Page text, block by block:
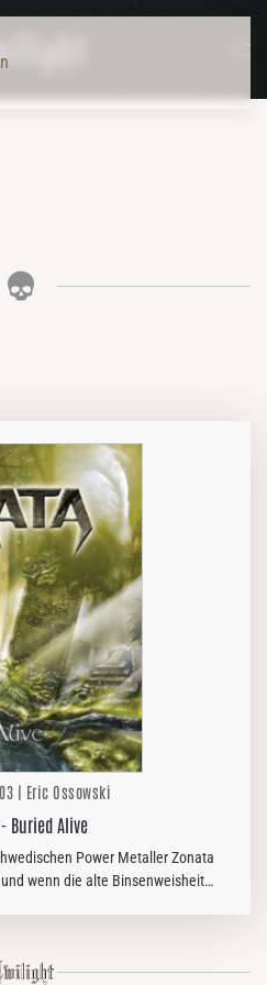
| Eric Ossowski
Buried Alive
Power Metaller Zonata
wenn die alte Binsenweisheit